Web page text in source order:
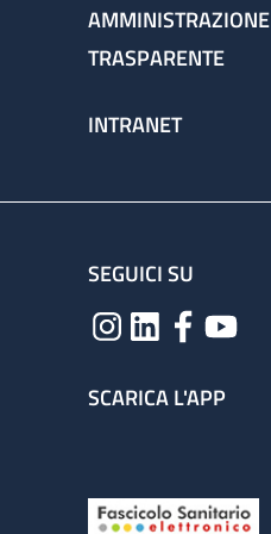
AMMINISTRAZIONE
TRASPARENTE
INTRANET
SEGUICI SU
SCARICA L'APP